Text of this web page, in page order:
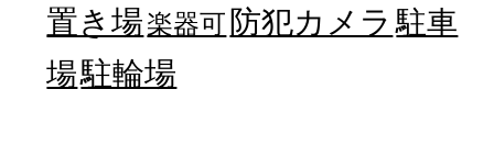
置き場楽器可防犯カメラ 駐車
場駐輪場